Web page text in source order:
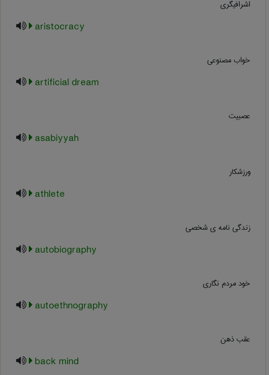
اشرافیگری
aristocracy
خواب مصنوعی
artificial dream
عصبیت
asabiyyah
ورزشکار
athlete
زندگی نامه ی شخصی
autobiography
خود مردم نگاری
autoethnography
عقب ذهن
back mind